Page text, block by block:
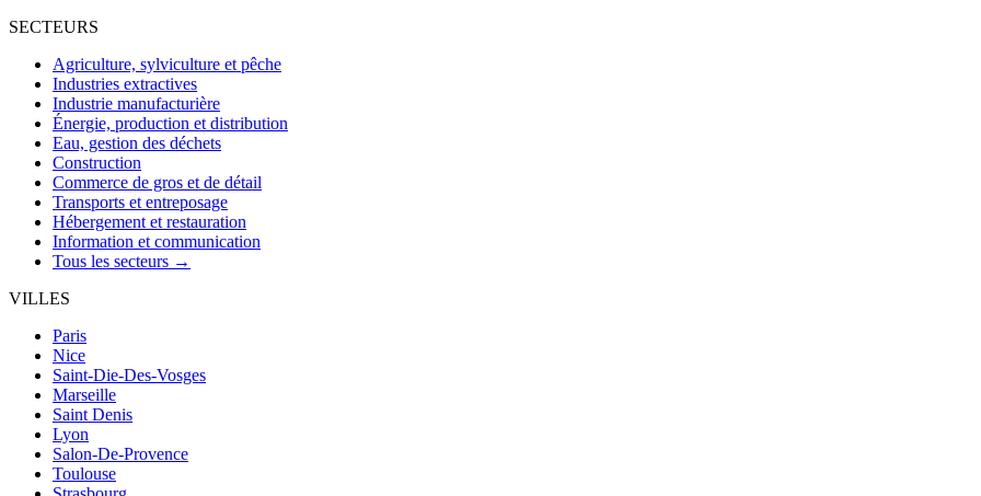
SECTEURS
Agriculture, sylviculture et pêche
Industries extractives
Industrie manufacturière
Énergie, production et distribution
Eau, gestion des déchets
Construction
Commerce de gros et de détail
Transports et entreposage
Hébergement et restauration
Information et communication
Tous les secteurs →
VILLES
Paris
Nice
Saint-Die-Des-Vosges
Marseille
Saint Denis
Lyon
Salon-De-Provence
Toulouse